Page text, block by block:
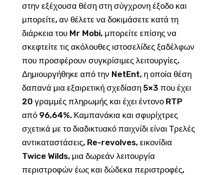
στην εξέχουσα θέση στη σύγχρονη έξοδο και
μπορείτε, αν θέλετε να δοκιμάσετε κατά τη
διάρκεια του Mr Mobi, μπορείτε επίσης να
σκεφτείτε τις ακόλουθες ιστοσελίδες ξαδέλφων
που προσφέρουν συγκρίσιμες λειτουργίες.
Δημιουργήθηκε από την NetEnt, η οποία θέση
δαπανά μια εξαιρετική σχεδίαση 5×3 που έχει
20 γραμμές πληρωμής και έχει έντονο RTP
από 96,64%. Καμπανάκια και σφυρίχτρες
σχετικά με το διαδικτυακό παιχνίδι είναι Τρελές
αντικαταστάσεις, Re-revolves, εικονίδια
Twice Wilds, μια δωρεάν λειτουργία
περιστροφών έως και δώδεκα περιστροφές,